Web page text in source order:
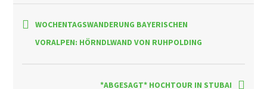
WOCHENTAGSWANDERUNG BAYERISCHEN
VORALPEN: HÖRNDLWAND VON RUHPOLDING
*ABGESAGT* HOCHTOUR IN STUBAI